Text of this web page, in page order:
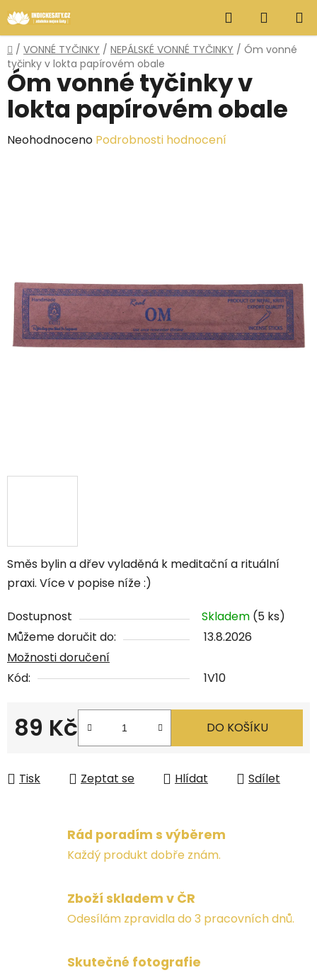
na
obsah
Hledat
KOŠÍK
Domů
/ VONNÉ TYČINKY / NEPÁLSKÉ VONNÉ TYČINKY / Óm vonné
tyčinky v lokta papírovém obale
Směs bylin a dřev vyladěná k meditační a rituální
praxi. Více v popise níže :)
Dostupnost Skladem (5 ks)
Můžeme doručit do:
13.8.2026
Možnosti doručení
Kód:
1V10
89 Kč
Měrná cena:
DO KOŠÍKU
Tisk Zeptat se Hlídat Sdílet
Óm vonné tyčinky v
lokta papírovém obale
Průměrné
Neohodnoceno Podrobnosti hodnocení
Rád poradím s výběrem
Každý produkt dobře znám.
Zboží skladem v ČR
Odesílám zpravidla do 3 pracovních dnů.
Skutečné fotografie